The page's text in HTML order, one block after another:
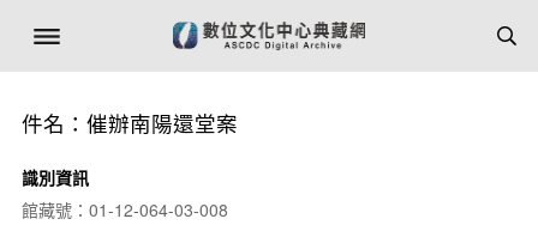
件名：催辦南陽還堂案
識別資訊
館藏號：01-12-064-03-008